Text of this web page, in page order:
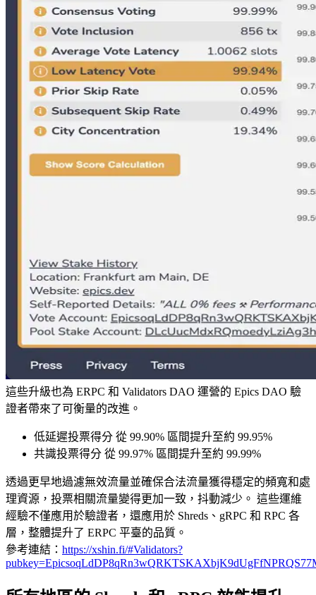
這些升級也為 ERPC 和 Validators DAO 運營的 Epics DAO 驗
證者帶來了可衡量的改進。
低延遲投票得分 從 99.90% 區間提升至約 99.95%
共識投票得分 從 99.97% 區間提升至約 99.99%
透過更早地過濾無效流量並確保合法流量獲得穩定的頻寬和處
理資源，投票相關流量變得更加一致，抖動減少。 這些運維
經驗不僅應用於驗證者，還應用於 Shreds、gRPC 和 RPC 各
層，整體提升了 ERPC 平臺的品質。
參考連結： https://xshin.fi/#Validators?